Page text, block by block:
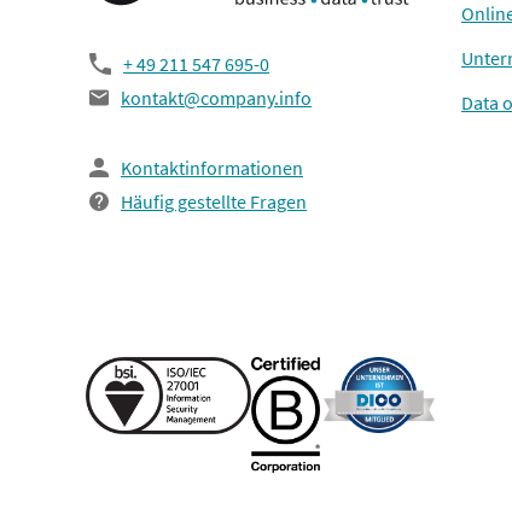
+ 49 211 547 695-0
kontakt@company.info
Kontaktinformationen
Häufig gestellte Fragen
Data